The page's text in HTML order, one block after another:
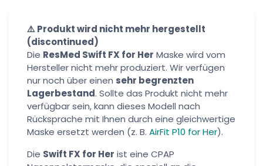
⚠️ Produkt wird nicht mehr hergestellt
(discontinued)
Die ResMed Swift FX for Her Maske wird vom
Hersteller nicht mehr produziert. Wir verfügen
nur noch über einen sehr begrenzten
Lagerbestand. Sollte das Produkt nicht mehr
verfügbar sein, kann dieses Modell nach
Rücksprache mit Ihnen durch eine gleichwertige
Maske ersetzt werden (z. B. AirFit P10 for Her).
Die Swift FX for Her ist eine CPAP